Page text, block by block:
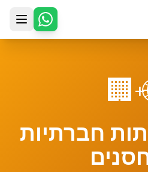
+
🏢
חברתיות